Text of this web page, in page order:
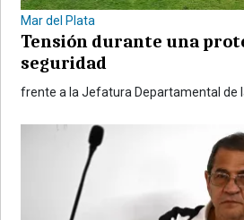
Mar del Plata
Tensión durante una
seguridad
frente a la Jefatura Departamental de